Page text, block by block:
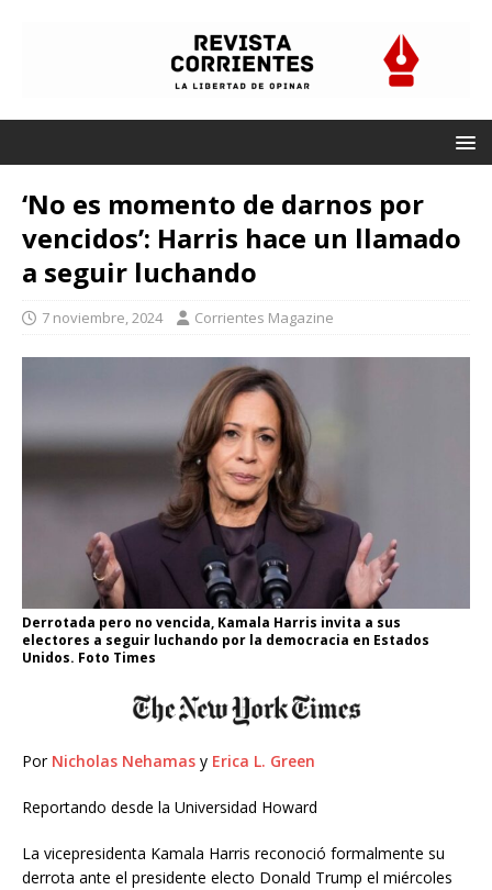
‘No es momento de darnos por
vencidos’: Harris hace un llamado
a seguir luchando
7 noviembre, 2024 Corrientes Magazine
Derrotada pero no vencida, Kamala Harris invita a sus
electores a seguir luchando por la democracia en Estados
Unidos. Foto Times
Por Nicholas Nehamas y Erica L. Green
Reportando desde la Universidad Howard
La vicepresidenta Kamala Harris reconoció formalmente su
derrota ante el presidente electo Donald Trump el miércoles